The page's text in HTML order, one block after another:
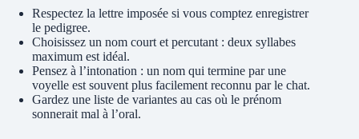
Respectez la lettre imposée si vous comptez enregistrer
le pedigree.
Choisissez un nom court et percutant : deux syllabes
maximum est idéal.
Pensez à l’intonation : un nom qui termine par une
voyelle est souvent plus facilement reconnu par le chat.
Gardez une liste de variantes au cas où le prénom
sonnerait mal à l’oral.